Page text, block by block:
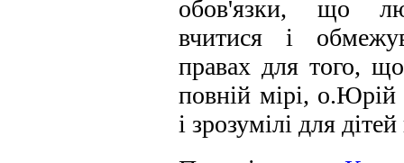
обов'язки, що
вчитися і
правах для того,
повній мірі, о.Юрій
і зрозумілі для